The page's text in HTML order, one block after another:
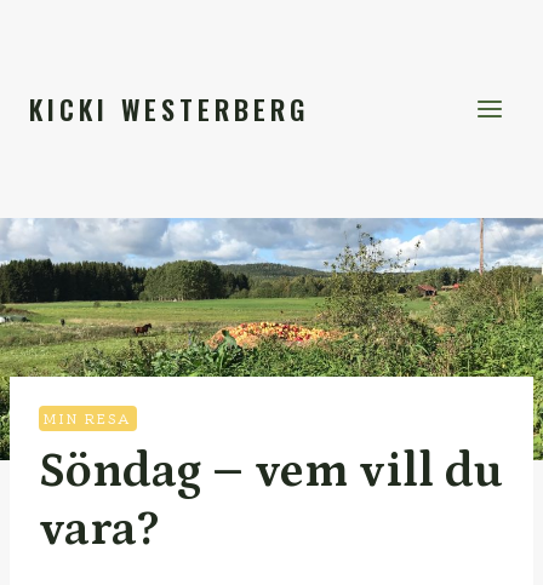
KICKI WESTERBERG
MIN RESA
Söndag – vem vill du
vara?